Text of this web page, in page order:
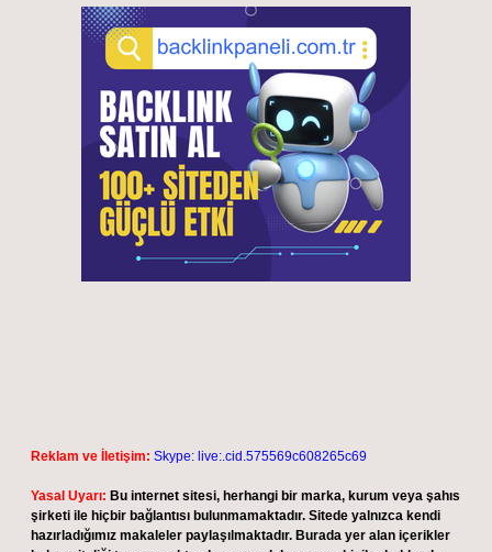
Reklam ve İletişim: Skype: live:.cid.575569c608265c69
Yasal Uyarı: Bu internet sitesi, herhangi bir marka, kurum veya şahıs
şirketi ile hiçbir bağlantısı bulunmamaktadır. Sitede yalnızca kendi
hazırladığımız makaleler paylaşılmaktadır. Burada yer alan içerikler